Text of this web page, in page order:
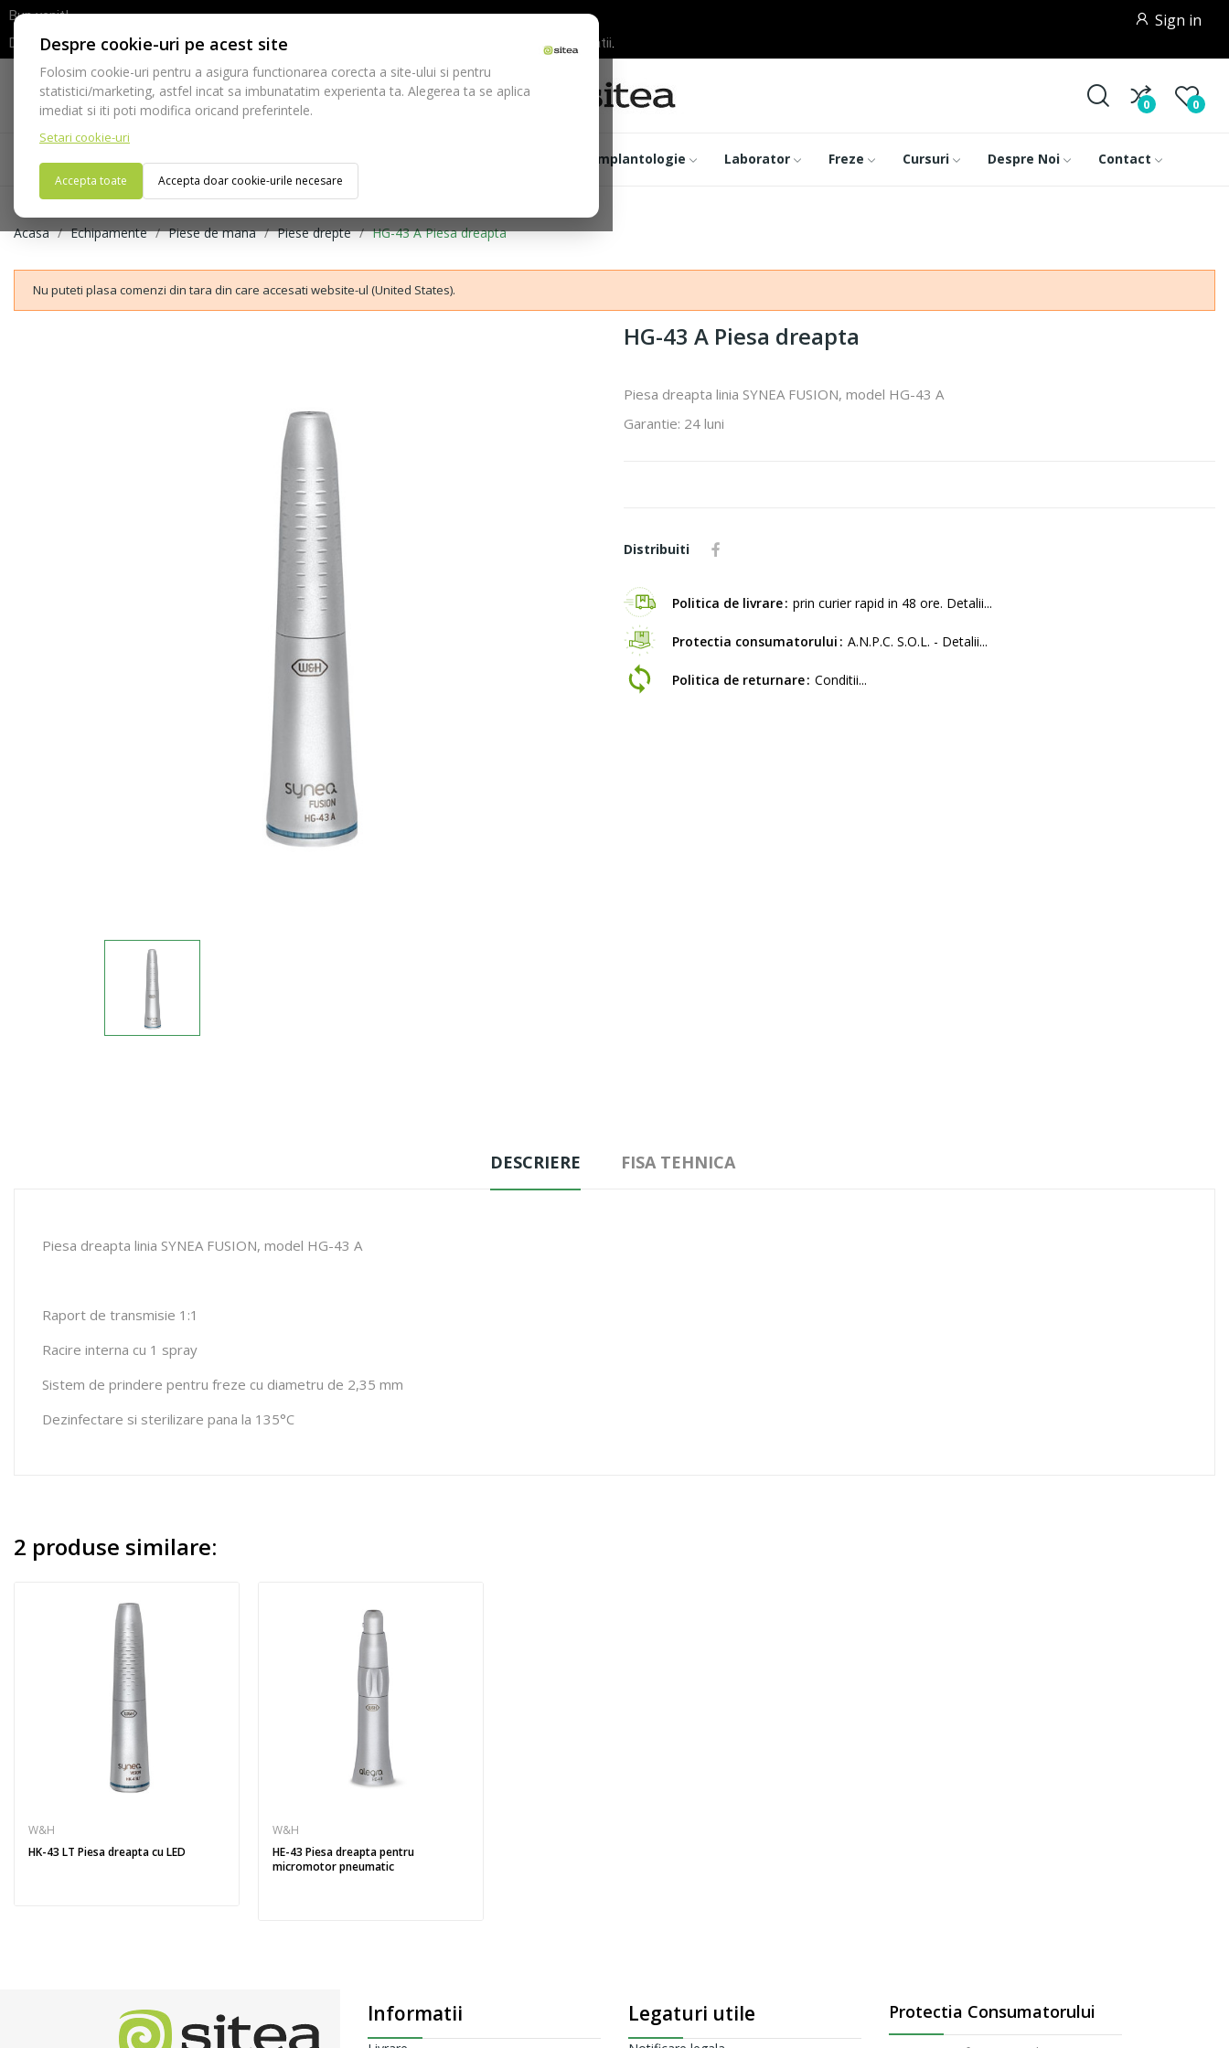
Despre cookie-uri pe acest site
Folosim cookie-uri pentru a asigura functionarea corecta a site-ului si pentru
statistici/marketing, astfel incat sa imbunatatim experienta ta. Alegerea ta se aplica
imediat si iti poti modifica oricand preferintele.
Setari cookie-uri
Accepta toate Accepta doar cookie-urile necesare
Bun venit!
Dupa efectuarea comenzii va rugam sa asteptati confirmarea stocurilor inainte de efectuarea platii.
Sign in
Telefon:
021-528 03 23
0 0
Acasa Consumabile Echipamente Implantologie Laborator Freze Cursuri Despre Noi Contact
Acasa Echipamente Piese de mana Piese drepte HG-43 A Piesa dreapta
Nu puteti plasa comenzi din tara din care accesati website-ul (United States).
HG-43 A Piesa dreapta
Piesa dreapta linia SYNEA FUSION, model HG-43 A
Garantie: 24 luni
Distribuiti
Politica de livrare prin curier rapid in 48 ore. Detalii...
Protectia consumatorului A.N.P.C. S.O.L. - Detalii...
Politica de returnare Conditii...
DESCRIERE FISA TEHNICA
Piesa dreapta linia SYNEA FUSION, model HG-43 A
Raport de transmisie 1:1
Racire interna cu 1 spray
Sistem de prindere pentru freze cu diametru de 2,35 mm
Dezinfectare si sterilizare pana la 135°C
2 produse similare:
W&H
HK-43 LT Piesa dreapta cu LED
W&H
HE-43 Piesa dreapta pentru
micromotor pneumatic
Informatii Legaturi utile Protectia Consumatorului